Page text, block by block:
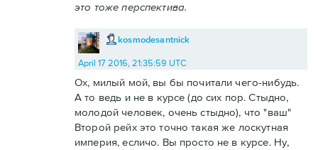
это тоже перспектива.
kosmodesantnick
April 17 2016, 21:35:59 UTC
Ох, милый мой, вы бы почитали чего-нибудь.
А то ведь и не в курсе (до сих пор. Стыдно,
молодой человек, очень стыдно), что "ваш"
Второй рейх это точно такая же лоскутная
империя, есличо. Вы просто не в курсе. Ну,